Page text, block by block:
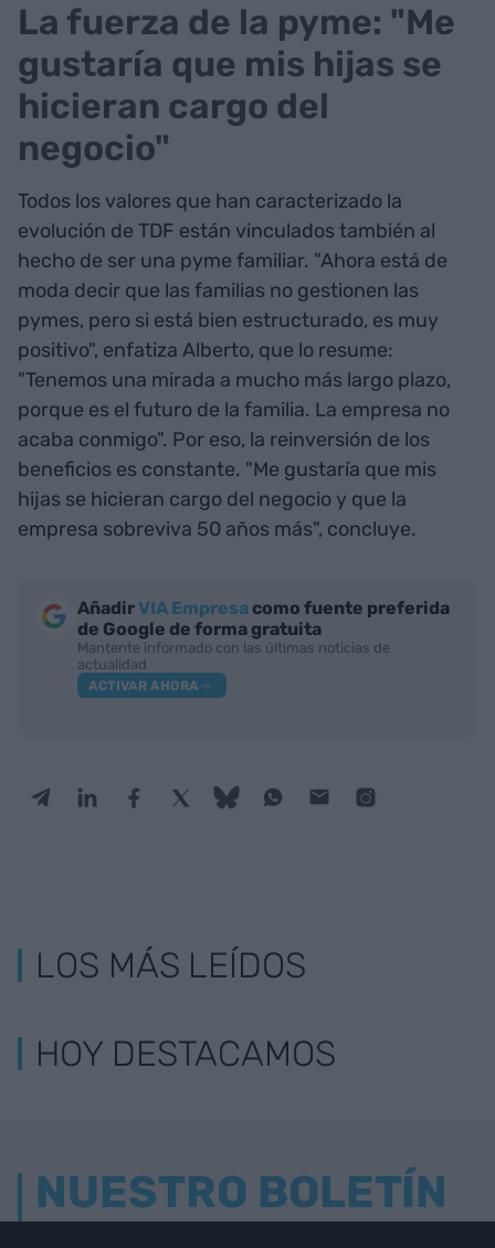
La fuerza de la pyme: "Me
gustaría que mis hijas se
hicieran cargo del
negocio"
Todos los valores que han caracterizado la
evolución de TDF están vinculados también al
hecho de ser una pyme familiar. "Ahora está de
moda decir que las familias no gestionen las
pymes, pero si está bien estructurado, es muy
positivo", enfatiza Alberto, que lo resume:
"Tenemos una mirada a mucho más largo plazo,
porque es el futuro de la familia. La empresa no
acaba conmigo". Por eso, la reinversión de los
beneficios es constante. "Me gustaría que mis
hijas se hicieran cargo del negocio y que la
empresa sobreviva 50 años más", concluye.
AñadirVIA Empresa como fuente preferida
de Google de forma gratuita
Mantente informado con las últimas noticias de
actualidad
ACTIVAR AHORA
LOS MÁS LEÍDOS
HOY DESTACAMOS
NUESTRO BOLETÍN